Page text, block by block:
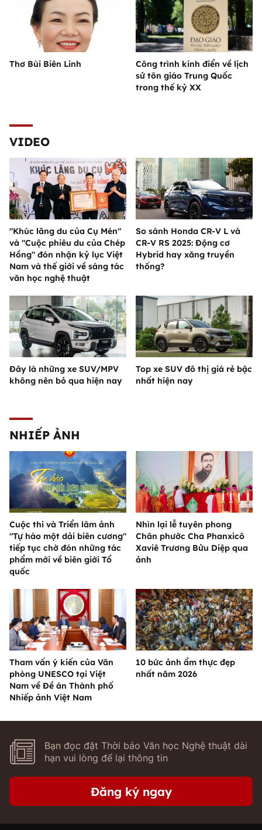
Thơ Bùi Biên Linh
Công trình kinh điển về lịch
sử tôn giáo Trung Quốc
trong thế kỷ XX
VIDEO
"Khúc lãng du của Cụ Mén"
và "Cuộc phiêu du của Chép
Hồng" đón nhận kỷ lục Việt
Nam và thế giới về sáng tác
văn học nghệ thuật
So sánh Honda CR-V L và
CR-V RS 2025: Động cơ
Hybrid hay xăng truyền
thống?
Đây là những xe SUV/MPV
không nên bỏ qua hiện nay
Top xe SUV đô thị giá rẻ bậc
nhất hiện nay
NHIẾP ẢNH
Cuộc thi và Triển lãm ảnh
"Tự hào một dải biên cương"
tiếp tục chờ đón những tác
phẩm mới về biên giới Tổ
quốc
Nhìn lại lễ tuyên phong
Chân phước Cha Phanxicô
Xaviê Trương Bửu Diệp qua
ảnh
Tham vấn ý kiến của Văn
phòng UNESCO tại Việt
Nam về Đề án Thành phố
Nhiếp ảnh Việt Nam
10 bức ảnh ẩm thực đẹp
nhất năm 2026
Bạn đọc đặt Thời báo Văn học Nghệ thuật dài
hạn vui lòng để lại thông tin
Đăng ký ngay